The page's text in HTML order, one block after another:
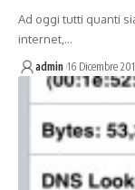
Ad oggi tutti quanti
internet,…
admin 16 Dicembre